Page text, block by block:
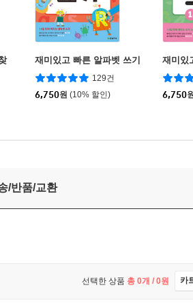
재미있고 빠른 알파벳 쓰기
129건
6,750원 (10% 할인)
재미있
6,750
/반품/교환
선택한 상품 총 0개 / 0원 카